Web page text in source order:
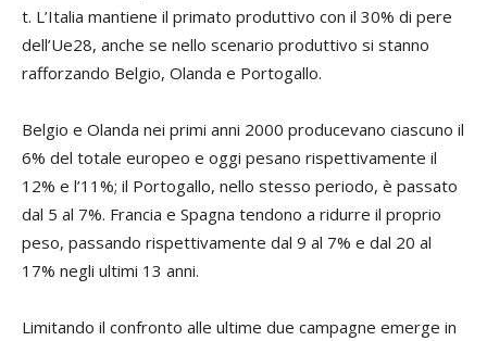
t. L’Italia mantiene il primato produttivo con il 30% di pere
dell’Ue28, anche se nello scenario produttivo si stanno
rafforzando Belgio, Olanda e Portogallo.
Belgio e Olanda nei primi anni 2000 producevano ciascuno il
6% del totale europeo e oggi pesano rispettivamente il
12% e l’11%; il Portogallo, nello stesso periodo, è passato
dal 5 al 7%. Francia e Spagna tendono a ridurre il proprio
peso, passando rispettivamente dal 9 al 7% e dal 20 al
17% negli ultimi 13 anni.
Limitando il confronto alle ultime due campagne emerge in